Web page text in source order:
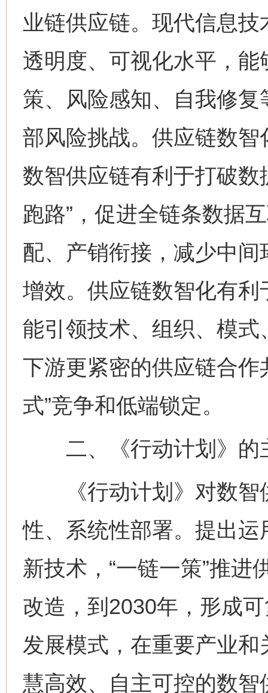
业链供应链。现代信息
透明度、可视化水平，
策、风险感知、自我修
部风险挑战。供应链数
数智供应链有利于打破数
跑路”，促进全链条数据
配、产销衔接，减少中
增效。供应链数智化有
能引领技术、组织、模
下游更紧密的供应链合作
式”竞争和低端锁定。
二、《行动计划》的
《行动计划》对数智
性、系统性部署。提出
新技术，“一链一策”推
改造，到2030年，形成
发展模式，在重要产业
慧高效、自主可控的数